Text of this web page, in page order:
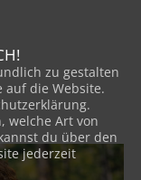
zu gestalten
auf die Website.
welche Art von
du über den
jederzeit